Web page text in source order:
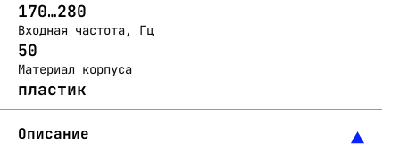
170…280
Входная частота, Гц
50
Материал корпуса
пластик
Описание